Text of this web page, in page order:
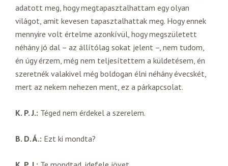
adatott meg, hogy megtapasztalhattam egy olyan
világot, amit kevesen tapasztalhattak meg. Hogy ennek
mennyire volt értelme azonkívül, hogy megszületett
néhány jó dal – az állítólag sokat jelent –, nem tudom,
én úgy érzem, még nem teljesítettem a küldetésem, én
szeretnék valakivel még boldogan élni néhány évecskét,
mert az nekem nehezen ment, ez a párkapcsolat.
K. P. J.: Téged nem érdekel a szerelem.
B. D. Á.: Ezt ki mondta?